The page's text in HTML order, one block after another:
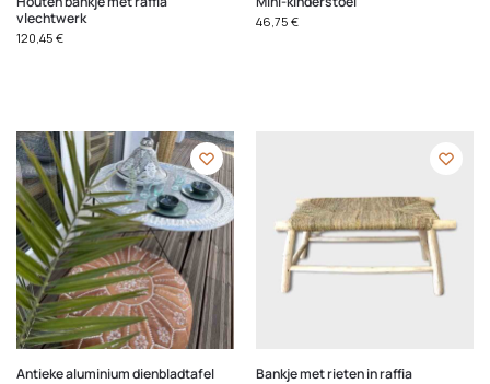
vlechtwerk
120,45 €
46,75 €
Antieke aluminium dienbladtafel Bankje met rieten in raffia